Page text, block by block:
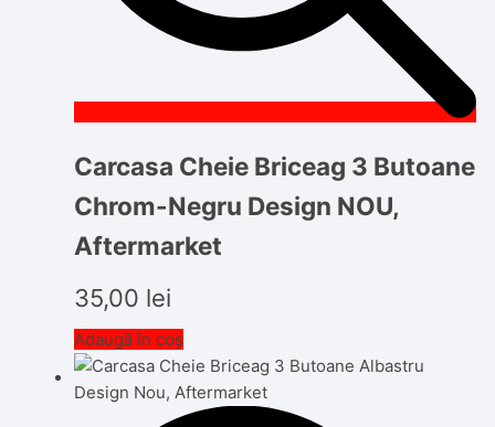
Carcasa Cheie Briceag 3 Butoane
Chrom-Negru Design NOU,
Aftermarket
35,00 lei
Adaugă în coș